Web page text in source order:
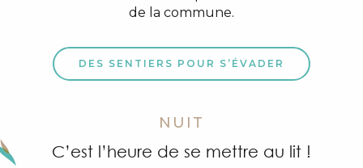
de la commune.
DES SENTIERS POUR S’ÉVADER
NUIT
C’est l’heure de se mettre au lit !